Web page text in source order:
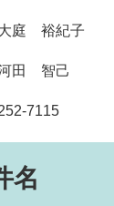
庭 裕紀子
田 智己
7115
名